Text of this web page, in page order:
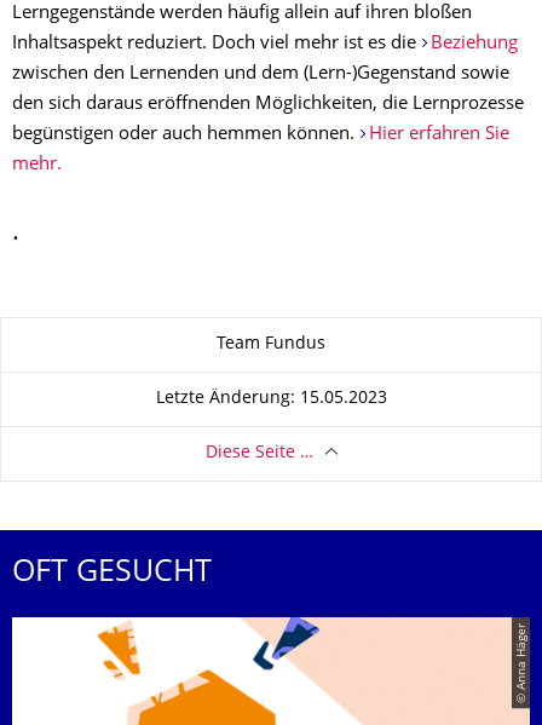
Lerngegenstände werden häufig allein auf ihren bloßen
Inhaltsaspekt reduziert. Doch viel mehr ist es die
Beziehung
zwischen den Lernenden und dem (Lern-)Gegenstand sowie
den sich daraus eröffnenden Möglichkeiten, die Lernprozesse
begünstigen oder auch hemmen können.
Hier erfahren Sie
mehr.
.
Team Fundus
Letzte Änderung: 15.05.2023
Diese Seite …
OFT GESUCHT
© Anna Häger